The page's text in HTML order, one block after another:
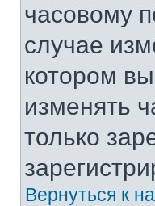
часовому
случае
котором
изменять
только
Вернуться к